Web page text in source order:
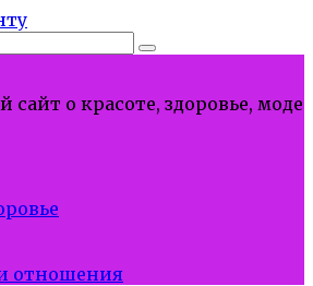
о красоте, здоровье, моде
отношения